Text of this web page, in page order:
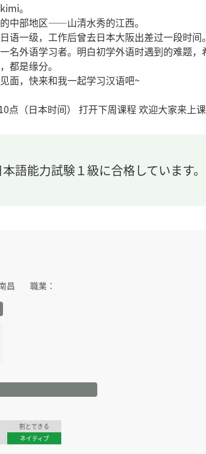
。
中部地区——山清水秀的江西。
语一级，工作后曾去日本大阪出差过一段时间。
名外语学习者。明白初学外语时遇到的难题，
都是缘分。
面，快来和我一起学习汉语吧~
点（日本时间） 打开下周课程 欢迎大家来上
語能力試験１級に合格しています
昌
職業：
割とできる
ネイティブ